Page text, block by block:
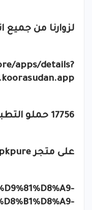
لزوارنا من جميع
apps/details?
17756 حملو التطبيق
على متجر